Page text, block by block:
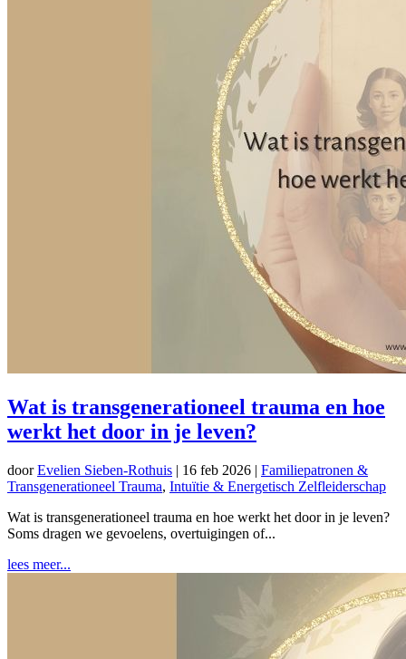
Wat is transgenerationeel trauma en hoe
werkt het door in je leven?
doorEvelien Sieben-Rothuis | 16 feb 2026 | Familiepatronen &
Transgenerationeel Trauma, Intuïtie & Energetisch Zelfleiderschap
Wat is transgenerationeel trauma en hoe werkt het door in je leven?
Soms dragen we gevoelens, overtuigingen of...
lees meer...